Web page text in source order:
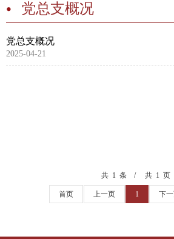
党总支概况
党总支概况
2025-04-21
共 1 条
首页 上一页 1 下
共 1 页